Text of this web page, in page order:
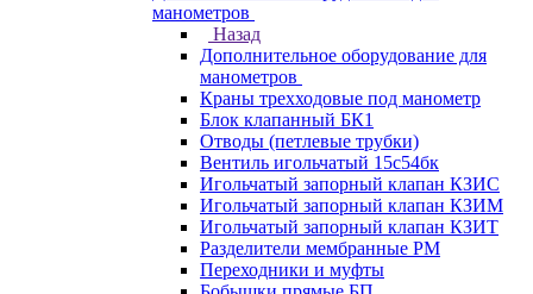
манометров
Назад
Дополнительное оборудование для
манометров
Краны трехходовые под манометр
Блок клапанный БК1
Отводы (петлевые трубки)
Вентиль игольчатый 15с54бк
Игольчатый запорный клапан КЗИС
Игольчатый запорный клапан КЗИМ
Игольчатый запорный клапан КЗИТ
Разделители мембранные РМ
Переходники и муфты